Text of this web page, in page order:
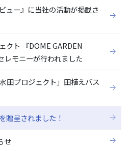
ュー』に当社の活動が掲載さ
クト 『DOME GARDEN
レモニーが行われました
田プロジェクト」田植えバス
贈呈されました！
せ